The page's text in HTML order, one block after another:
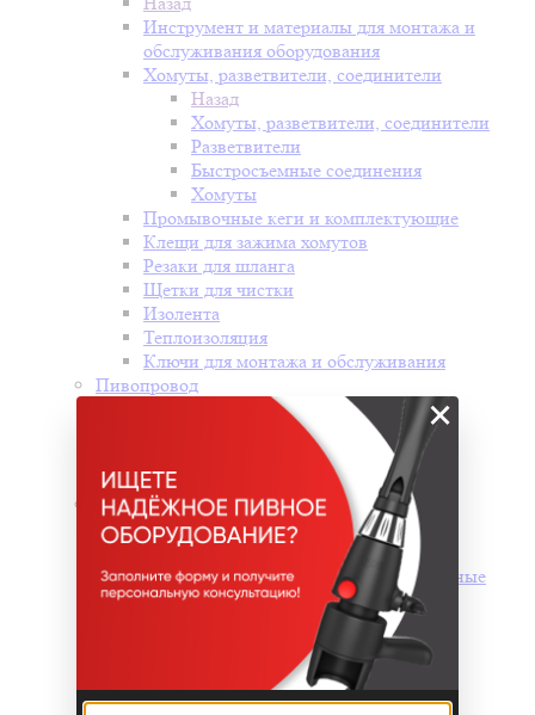
Инструмент и материалы для монтажа и
обслуживания оборудования
Хомуты, разветвители, соединители
Назад
Хомуты, разветвители, соединители
Разветвители
Быстросъемные соединения
Хомуты
Промывочные кеги и комплектующие
Клещи для зажима хомутов
Резаки для шланга
Щетки для чистки
Изолента
Теплоизоляция
Ключи для монтажа и обслуживания
Пивопровод
Питоны
Холодильное оборудование
Назад
Холодильное оборудование
Проточные охладители и промышленные
чиллеры для охлаждения воды
Холодильные витрины
Моноблоки и сплит системы
×